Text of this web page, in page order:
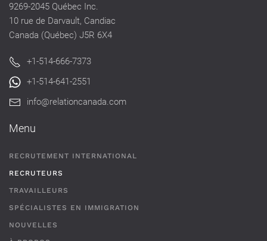
9269-2045 Québec Inc.
10 rue de Darvault, Candiac
Canada (Québec) J5R 6X4
+1-514-666-7373
+1-514-641-2551
info@relationcanada.com
Menu
RECRUTEMENT INTERNATIONAL
RECRUTEURS
TRAVAILLEURS
SPÉCIALISTES EN IMMIGRATION
NOUVELLES